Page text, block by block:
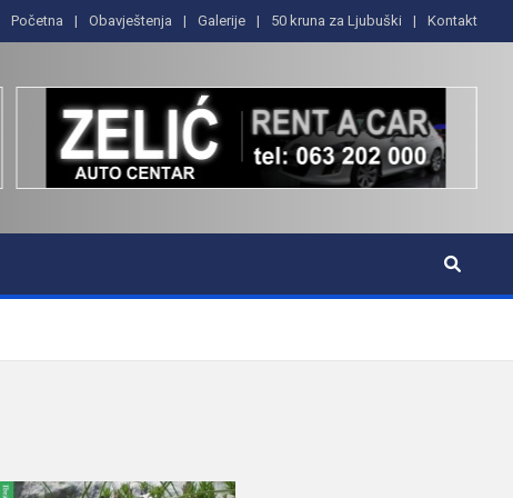
Početna Obavještenja Galerije 50 kruna za Ljubuški Kontakt